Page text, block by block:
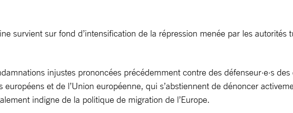
survient sur fond d’intensification de la répression menée par les autorités
injustes prononcées précédemment contre des défenseur·e·s
et de l’Union européenne, qui s’abstiennent de dénoncer
indigne de la politique de migration de l’Europe.